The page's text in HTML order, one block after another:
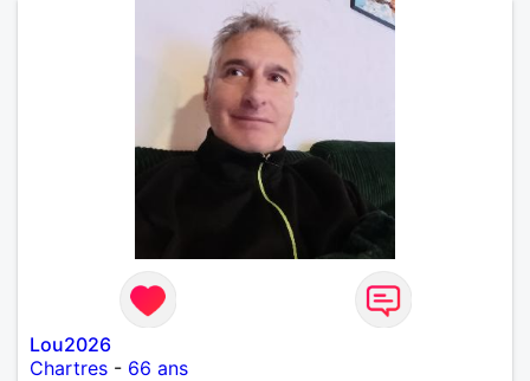
Lou2026
Chartres - 66 ans